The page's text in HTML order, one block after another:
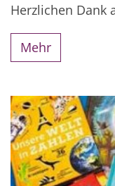
Herzlichen Dank
Mehr